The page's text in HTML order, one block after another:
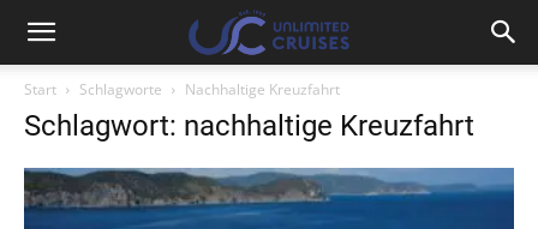
Start Schlagworte Nachhaltige Kreuzfahrt
Schlagwort: nachhaltige Kreuzfahrt